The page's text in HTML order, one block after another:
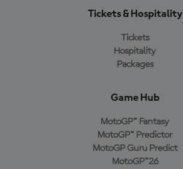
Tickets & Hospitality
Tickets
Hospitality
Packages
Game Hub
MotoGP™ Fantasy
MotoGP™ Predictor
MotoGP Guru Predict
MotoGP™26